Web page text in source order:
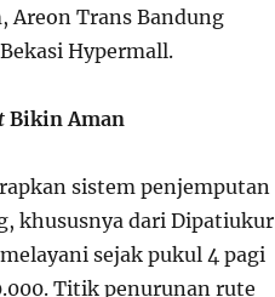
Areon Trans Bandung
Hypermall.
Bikin Aman
sistem penjemputan
khususnya dari
sejak pukul 4 pagi
Titik penurunan rute